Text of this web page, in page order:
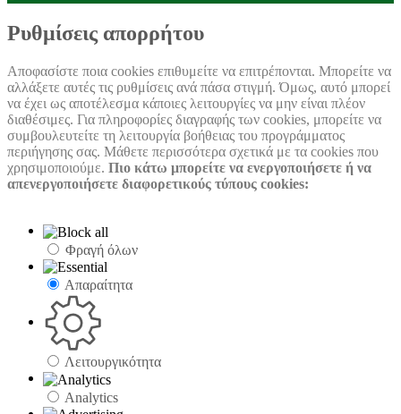
Settings
Ρυθμίσεις απορρήτου
Αποφασίστε ποια cookies επιθυμείτε να επιτρέπονται. Μπορείτε να
αλλάξετε αυτές τις ρυθμίσεις ανά πάσα στιγμή. Όμως, αυτό μπορεί
να έχει ως αποτέλεσμα κάποιες λειτουργίες να μην είναι πλέον
διαθέσιμες. Για πληροφορίες διαγραφής των cookies, μπορείτε να
συμβουλευτείτε τη λειτουργία βοήθειας του προγράμματος
περιήγησης σας. Μάθετε περισσότερα σχετικά με τα cookies που
χρησιμοποιούμε. Πιο κάτω μπορείτε να ενεργοποιήσετε ή να
απενεργοποιήσετε διαφορετικούς τύπους cookies:
Φραγή όλων
Απαραίτητα
Λειτουργικότητα
Analytics